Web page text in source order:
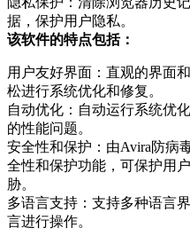
据，保护用户隐私。
该软件的特点包括：
用户友好界面：直观的界面
松进行系统优化和修复。
自动优化：自动运行系统优
的性能问题。
安全性和保护：由Avira防病
全性和保护功能，可保护用
胁。
多语言支持：支持多种语言
言进行操作。